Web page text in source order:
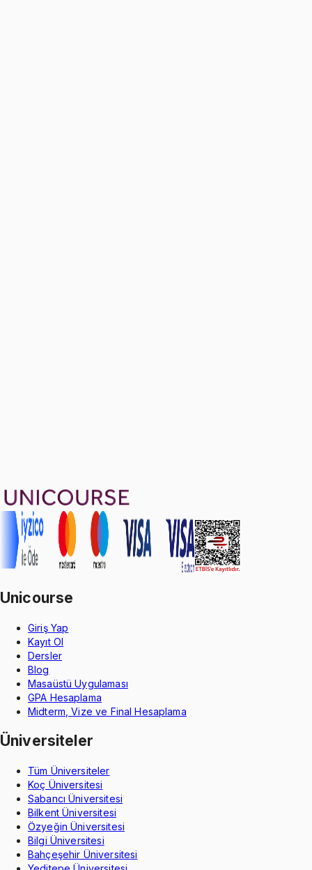
Unicourse
Giriş Yap
Kayıt Ol
Dersler
Blog
Masaüstü Uygulaması
GPA Hesaplama
Midterm, Vize ve Final Hesaplama
Üniversiteler
Tüm Üniversiteler
Koç Üniversitesi
Sabancı Üniversitesi
Bilkent Üniversitesi
Özyeğin Üniversitesi
Bilgi Üniversitesi
Bahçeşehir Üniversitesi